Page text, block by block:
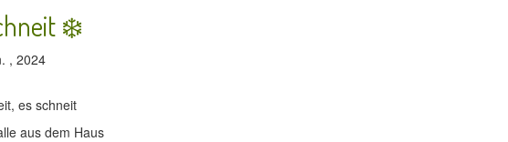
❄️
, 2024
es schneit
aus dem Haus